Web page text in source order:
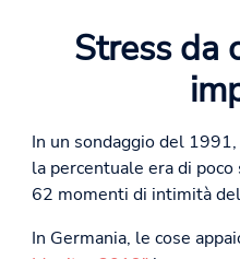
Stress da
In un sondaggio del
la percentuale era di
62 momenti di intimità
In Germania, le cose